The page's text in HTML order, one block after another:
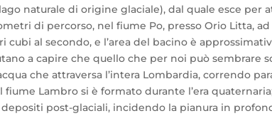
naturale di origine glaciale), dal quale esce per
di percorso, nel fiume Po, presso Orio Litta,
cubi al secondo, e l’area del bacino è
a capire che quello che per noi può sembrare
che attraversa l’intera Lombardia, correndo
fiume Lambro si è formato durante l’era
depositi post-glaciali, incidendo la pianura in